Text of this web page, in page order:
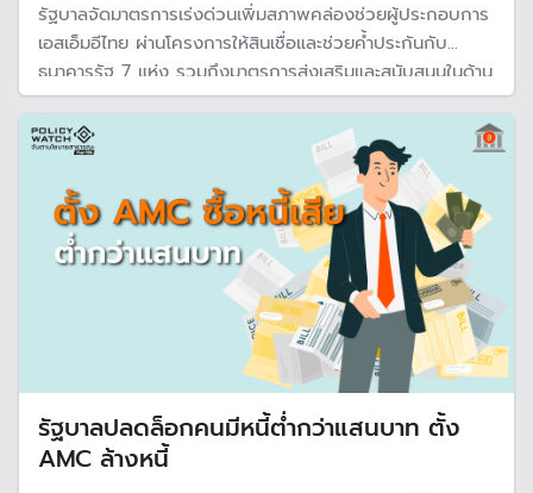
รัฐบาลจัดมาตรการเร่งด่วนเพิ่มสภาพคล่องช่วยผู้ประกอบการ
เอสเอ็มอีไทย ผ่านโครงการให้สินเชื่อและช่วยค้ำประกันกับ
ธนาคารรัฐ 7 แห่ง รวมถึงมาตรการส่งเสริมและสนับสนุนในด้าน
ต่าง ๆ โดยคาดหวังช่วยเอสเอ็มอี 1 แสนราย พร้อมกระตุ้น
เศรษฐกิจไทยเติบโตปี 69 ที่ 0.36%
รัฐบาลปลดล็อกคนมีหนี้ต่ำกว่าแสนบาท ตั้ง
AMC ล้างหนี้